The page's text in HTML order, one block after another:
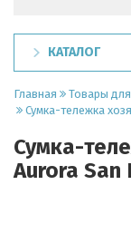
КАТАЛОГ
Главная Товары
Сумка-тележка
Сумка-
Aurora San